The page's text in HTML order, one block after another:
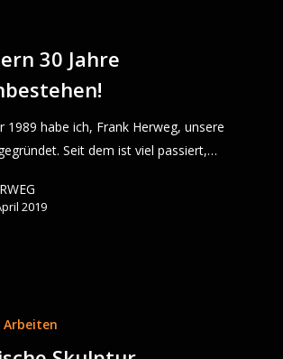
30 Jahre
1989 habe ich, Frank Herweg, unsere
Seit dem ist viel passiert,…
2019
Arbeiten